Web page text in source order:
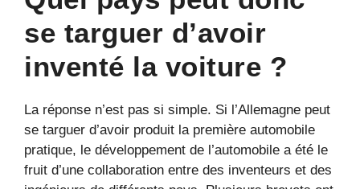
se targuer d’avoir
inventé la voiture ?
La réponse n’est pas si simple. Si l’Allemagne peut
se targuer d’avoir produit la première automobile
pratique, le développement de l’automobile a été le
fruit d’une collaboration entre des inventeurs et des